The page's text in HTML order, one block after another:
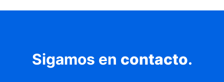
Sigamos en contacto.